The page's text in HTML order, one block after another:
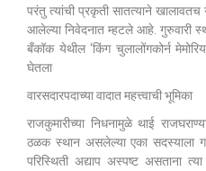
परंतु त्यांची प्रकृती सातत्याने खालावतच
आलेल्या निवेदनात म्हटले आहे. गुरुवारी
बँकॉक येथील ‘किंग चुलालोंगकोर्न
घेतला
वारसदारपदाच्या वादात महत्त्वाची भूमिका
राजकुमारीच्या निधनामुळे थाई
ठळक स्थान असलेल्या एका सदस्याला
परिस्थिती अद्याप अस्पष्ट असताना